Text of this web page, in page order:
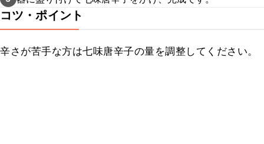
コツ・ポイント
辛さが苦手な方は七味唐辛子の量を調整してください。